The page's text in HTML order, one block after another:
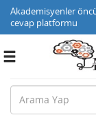
Akademisyenler
cevap platformu
Toggle